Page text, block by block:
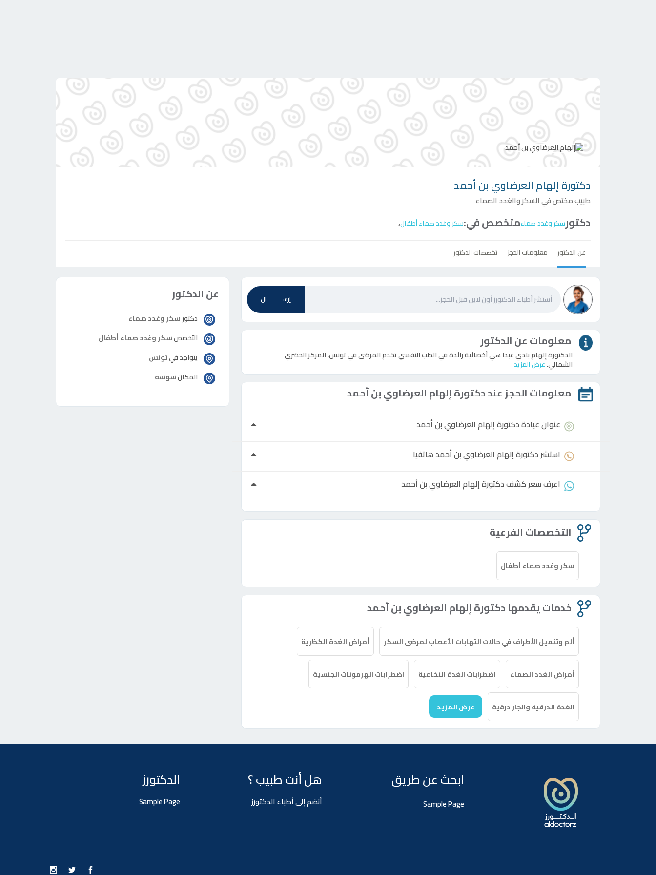
دكتورةإلهام العرضاوي بن أحمد
طبيب مختص في السكر والغدد الصماء
دكتورسكر وغدد صماءمتخصص في:سكر وغدد صماء أطفال،
عن الدكتور معلومات الحجز تخصصات الدكتور
إرســـــــــــال
معلومات عن الدكتور
الدكتورة إلهام بلدي عبدا هي أخصائية رائدة في الطب النفسي تخدم المرضى في تونس، المركز الحضري
الشمالي.عرض المزيد
معلومات الحجز عنددكتورةإلهام العرضاوي بن أحمد
عنوان عيادةدكتورةإلهام العرضاوي بن أحمد
استشردكتورةإلهام العرضاوي بن أحمد هاتفيا
اعرف سعر كشفدكتورةإلهام العرضاوي بن أحمد
التخصصات الفرعية
سكر وغدد صماء أطفال
خدمات يقدمها دكتورة إلهام العرضاوي بن أحمد
ألم وتنميل الأطراف في حالات التهابات الأعصاب لمرضى السكر أمراض الغدة الكظرية
أمراض الغدد الصماء اضطرابات الغدة النخامية اضطرابات الهرمونات الجنسية
الغدة الدرقية والجار درقية عرض المزيد
عن الدكتور
دكتورسكر وغدد صماء
التخصصسكر وغدد صماء أطفال
يتواجد فيتونس
المكانسوسة
ابحث عن طريق
Sample Page
هل أنت طبيب ؟
أنضم إلى أطباء الدكتورز
الدكتورز
Sample Page